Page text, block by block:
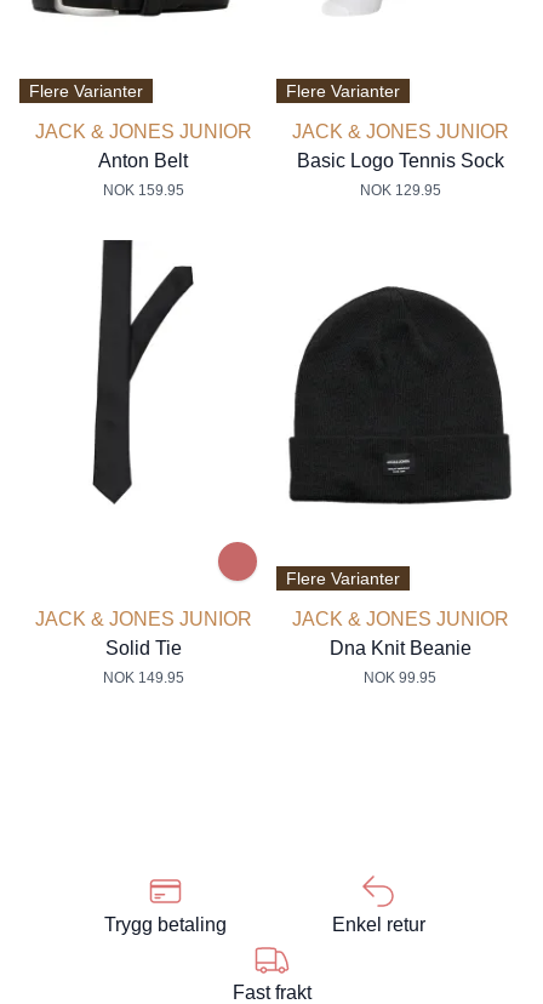
Flere Varianter
JACK & JONES JUNIOR
Anton Belt
NOK 159.95
Flere Varianter
JACK & JONES JUNIOR
Basic Logo Tennis Sock
NOK 129.95
JACK & JONES JUNIOR
Solid Tie
NOK 149.95
Flere Varianter
JACK & JONES JUNIOR
Dna Knit Beanie
NOK 99.95
Trygg betaling Enkel retur
Fast frakt